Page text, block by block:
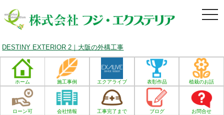
DESTINY EXTERIOR 2｜大阪の外構工事
ホーム 施工事例 エクアライブ 表彰作品 植栽のお話
ローン可 会社情報 工事完了まで ブログ お問合せ